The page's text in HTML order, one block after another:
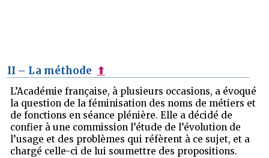
II – La méthode ⬆
L’Académie française, à plusieurs occasions, a évoqué
la question de la féminisation des noms de métiers et
de fonctions en séance plénière. Elle a décidé de
confier à une commission l’étude de l’évolution de
l’usage et des problèmes qui réfèrent à ce sujet, et a
chargé celle-ci de lui soumettre des propositions.